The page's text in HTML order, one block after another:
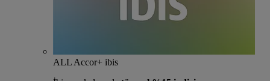
ALL Accor+ ibis